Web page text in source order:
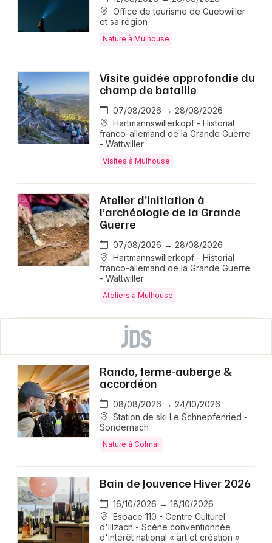
Office de tourisme de Guebwiller
et sa région
Nature à Mulhouse
Visite guidée approfondie du
champ de bataille
07/08/2026 → 28/08/2026
Hartmannswillerkopf - Historial
franco-allemand de la Grande Guerre
- Wattwiller
Visites à Mulhouse
Atelier d’initiation à
l’archéologie de la Grande
Guerre
07/08/2026 → 28/08/2026
Hartmannswillerkopf - Historial
franco-allemand de la Grande Guerre
- Wattwiller
Ateliers à Mulhouse
Rando, ferme-auberge &
accordéon
08/08/2026 → 24/10/2026
Station de ski Le Schnepfenried -
Sondernach
Nature à Colmar
Bain de Jouvence Hiver 2026
16/10/2026 → 18/10/2026
Espace 110 - Centre Culturel
d'Illzach - Scène conventionnée
d'intérêt national « art et création »